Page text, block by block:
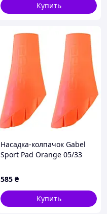
Купить
Насадка-колпачок Gabel
Sport Pad Orange 05/33
треккинговых палок
большие и легкие
585 ₴
Купить